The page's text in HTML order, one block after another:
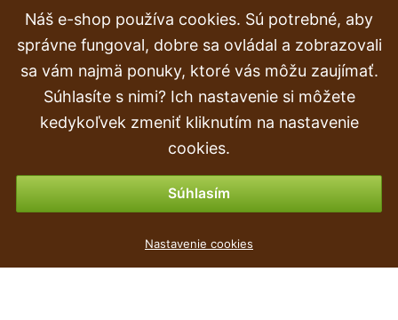
Reklamácia
Doprava a doručenie
Objednávka
Vrátenie tovaru & vrátenie peňazí
Náš e-shop používa cookies. Sú potrebné, aby
správne fungoval, dobre sa ovládal a zobrazovali
sa vám najmä ponuky, ktoré vás môžu zaujímať.
Súhlasíte s nimi? Ich nastavenie si môžete
kedykoľvek zmeniť kliknutím na nastavenie
cookies.
Súhlasím
Nastavenie cookies